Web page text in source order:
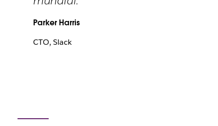
Parker Harris
CTO, Slack